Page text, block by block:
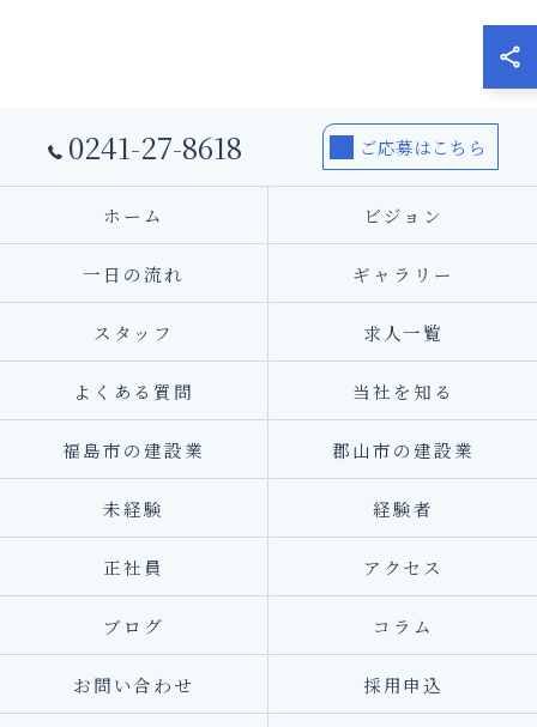
0241-27-8618 ご応募はこちら
ホーム ビジョン
一日の流れ ギャラリー
スタッフ 求人一覧
よくある質問 当社を知る
福島市の建設業 郡山市の建設業
未経験 経験者
正社員 アクセス
ブログ コラム
お問い合わせ 採用申込